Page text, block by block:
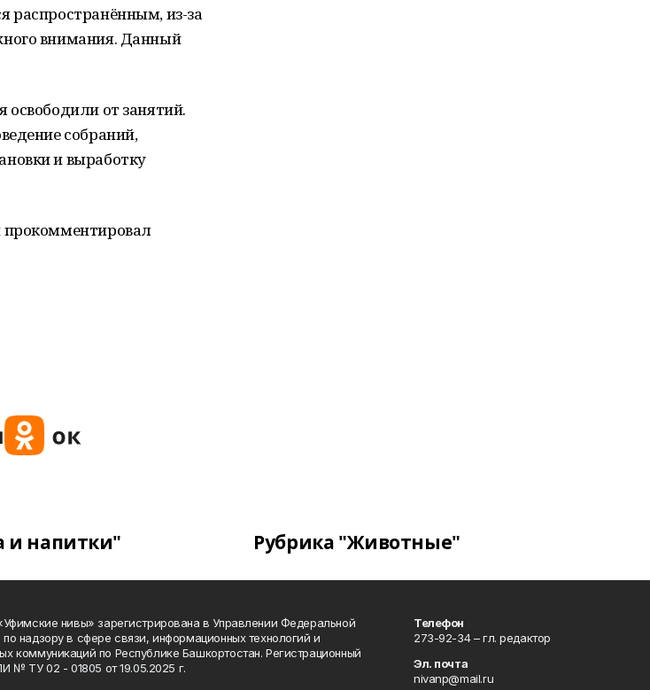
распространённым, из-за
внимания. Данный
от занятий.
собраний,
и выработку
прокомментировал
и напитки" Рубрика "Животные"
нивы» зарегистрирована в Управлении Федеральной
надзору в сфере связи, информационных технологий и
коммуникаций по Республике Башкортостан. Регистрационный
№ ТУ 02 - 01805 от 19.05.2025 г.
Телефон
273-92-34 – гл. редактор
Эл. почта
nivanp@mail.ru